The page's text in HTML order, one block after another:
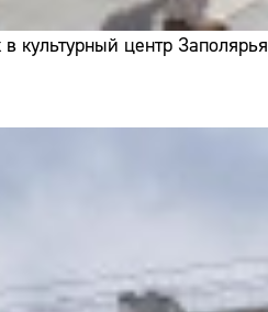
культурный центр Заполярья